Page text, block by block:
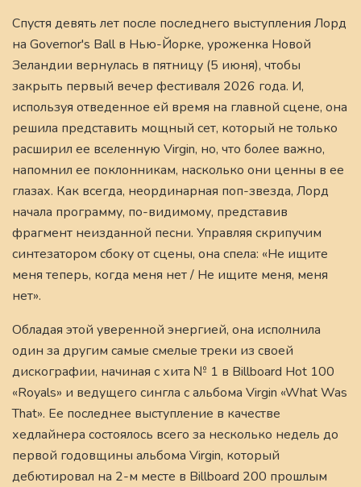
Спустя девять лет после последнего выступления Лорд
на Governor's Ball в Нью-Йорке, уроженка Новой
Зеландии вернулась в пятницу (5 июня), чтобы
закрыть первый вечер фестиваля 2026 года. И,
используя отведенное ей время на главной сцене, она
решила представить мощный сет, который не только
расширил ее вселенную Virgin, но, что более важно,
напомнил ее поклонникам, насколько они ценны в ее
глазах. Как всегда, неординарная поп-звезда, Лорд
начала программу, по-видимому, представив
фрагмент неизданной песни. Управляя скрипучим
синтезатором сбоку от сцены, она спела: «Не ищите
меня теперь, когда меня нет / Не ищите меня, меня
нет».
Обладая этой уверенной энергией, она исполнила
один за другим самые смелые треки из своей
дискографии, начиная с хита № 1 в Billboard Hot 100
«Royals» и ведущего сингла с альбома Virgin «What Was
That». Ее последнее выступление в качестве
хедлайнера состоялось всего за несколько недель до
первой годовщины альбома Virgin, который
дебютировал на 2-м месте в Billboard 200 прошлым